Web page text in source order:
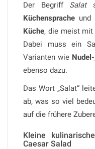
Der Begriff Salat
Küchensprache und
Küche, die meist mit
Dabei muss ein
Varianten wie
ebenso dazu.
Das Wort „Salat“
ab, was so viel
auf die frühere
Kleine
Caesar Salad